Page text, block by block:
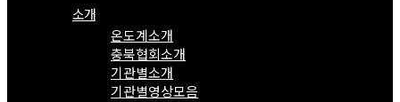
소개
온도계소개
충북협회소개
기관별소개
기관별영상모음